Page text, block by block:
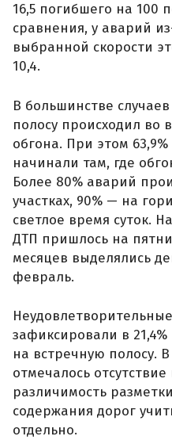
16,5 погибшего на 100
сравнения, у аварий
выбранной скорости
10,4.
В большинстве
полосу происходил во
обгона. При этом
начинали там, где
Более 80% аварий
участках, 90% — на
светлое время суток.
ДТП пришлось на
месяцев выделялись
февраль.
зафиксировали в
на встречную полосу. В
отмечалось
различимость
содержания дорог
отдельно.